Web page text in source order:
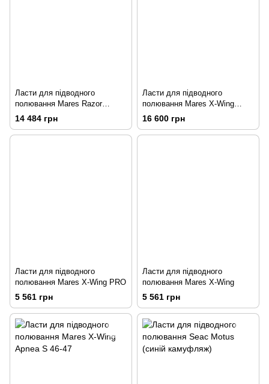
Ласти для підводного
полювання Mares Razor
Polygon 47-48
14 484 грн
Ласти для підводного
полювання Mares X-Wing
Carbon 46-47
16 600 грн
Ласти для підводного
полювання Mares X-Wing PRO
5 561 грн
Ласти для підводного
полювання Mares X-Wing
5 561 грн